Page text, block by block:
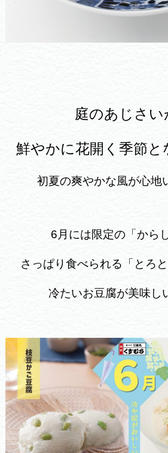
庭のあじさい
鮮やかに花開く季節と
初夏の爽やかな風が心地
6月には限定の「から
さっぱり食べられる「とろ
冷たいお豆腐が美味し